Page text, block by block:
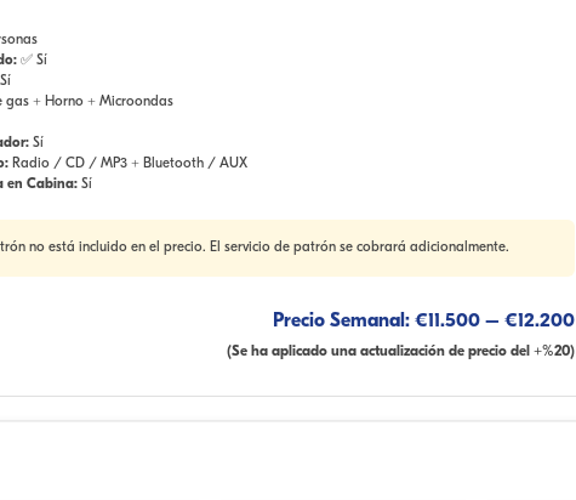
✅ Sí
gas + Horno + Microondas
Sí
Radio / CD / MP3 + Bluetooth / AUX
en Cabina: Sí
no está incluido en el precio. El servicio de patrón se cobrará adicionalmente.
Precio Semanal: €11.500 – €12.200
(Se ha aplicado una actualización de precio del +%20)